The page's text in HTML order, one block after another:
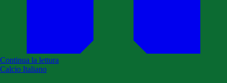
Continua la lettura
Calcio Italiano